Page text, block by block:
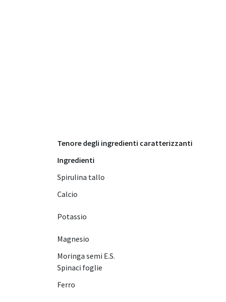
Tenore degli ingredienti caratterizzanti
Ingredienti
Spirulina tallo
Calcio
Potassio
Magnesio
Moringa semi E.S.
Spinaci foglie
Ferro